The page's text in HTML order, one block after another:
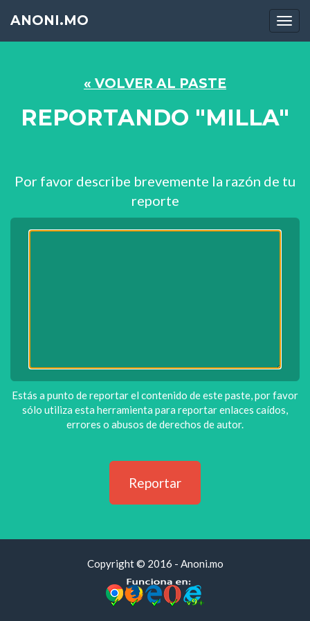
ANONI.MO
« VOLVER AL PASTE
REPORTANDO "MILLA"
Por favor describe brevemente la razón de tu
reporte
Estás a punto de reportar el contenido de este paste, por favor
sólo utiliza esta herramienta para reportar enlaces caídos,
errores o abusos de derechos de autor.
Copyright © 2016 - Anoni.mo